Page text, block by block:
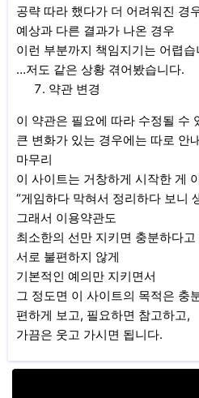
공략 따라 했다가 더 어려워진 경
예상과 다른 결과가 나온 경우
이런 부분까지 책임지기는 어렵습
…저도 같은 상황 겪어봤습니다.
약관 변경
이 약관은 필요에 따라 수정될 수
큰 변화가 있는 경우에는 따로 안
마무리
이 사이트는 거창하게 시작한 게
“게임하다 막혀서 정리하다 보니
그래서 이용약관도
최소한의 선만 지키면 충분하다
서로 불편하지 않게
기본적인 예의만 지키면서
그 정도면 이 사이트의 목적은 충
편하게 보고, 필요하면 참고하고,
가끔은 웃고 가시면 됩니다.